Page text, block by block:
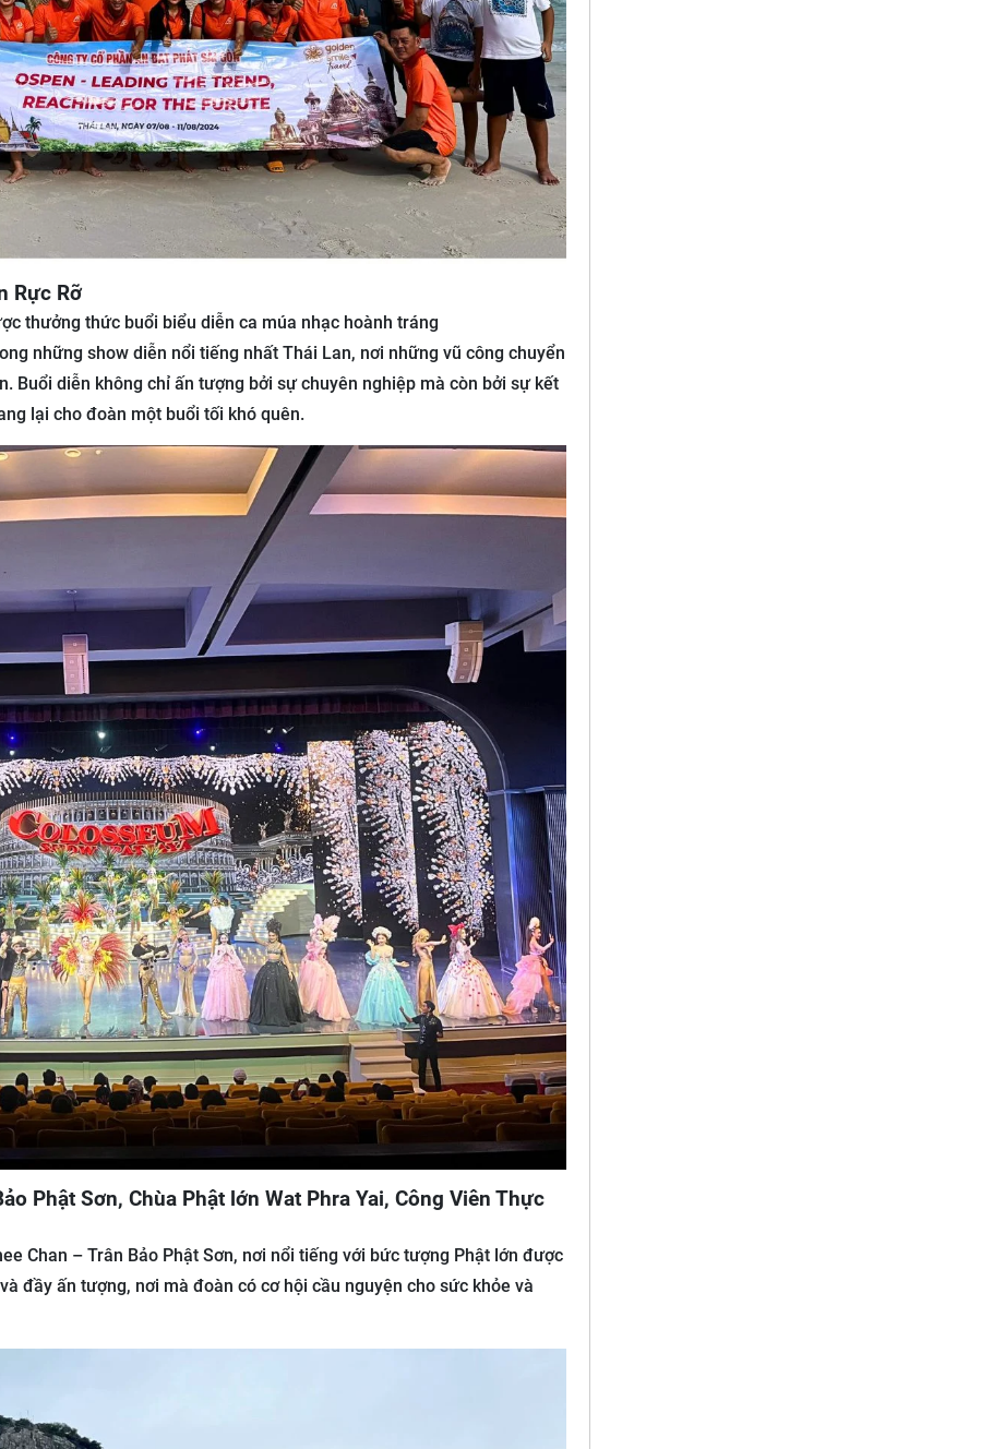
Rực Rỡ
thưởng thức buổi biểu diễn ca múa nhạc hoành tráng
những show diễn nổi tiếng nhất Thái Lan, nơi những vũ công chuyển
Buổi diễn không chỉ ấn tượng bởi sự chuyên nghiệp mà còn bởi sự kết
lại cho đoàn một buổi tối khó quên.
Phật Sơn, Chùa Phật lớn Wat Phra Yai, Công Viên Thực
Chan – Trân Bảo Phật Sơn, nơi nổi tiếng với bức tượng Phật lớn được
đầy ấn tượng, nơi mà đoàn có cơ hội cầu nguyện cho sức khỏe và